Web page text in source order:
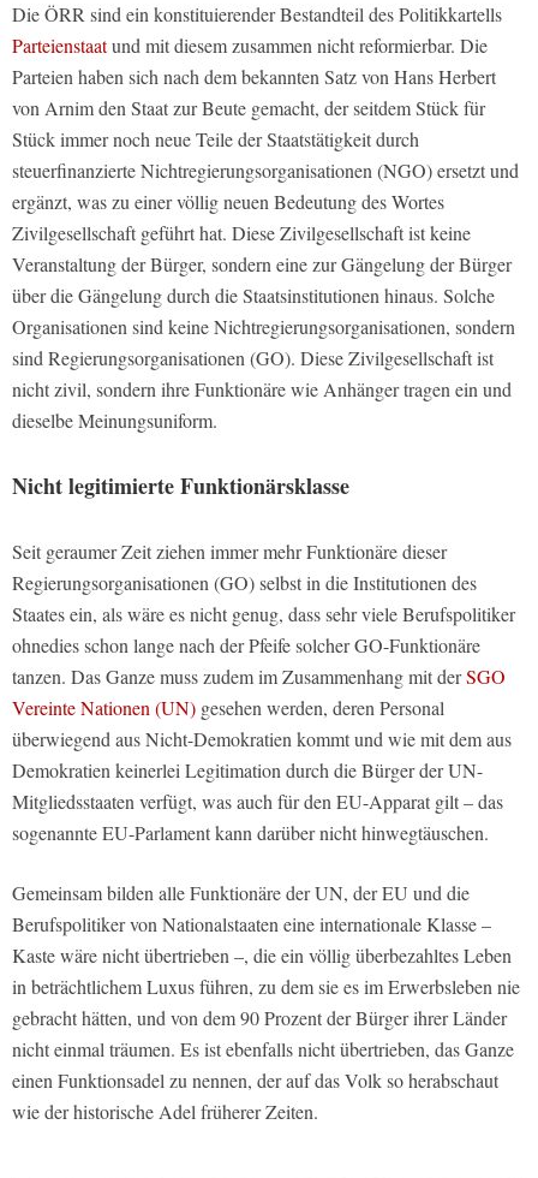
Die ÖRR sind ein konstituierender Bestandteil des Politikkartells
Parteienstaatund mit diesem zusammen nicht reformierbar. Die
Parteien haben sich nach dem bekannten Satz von Hans Herbert
von Arnim den Staat zur Beute gemacht, der seitdem Stück für
Stück immer noch neue Teile der Staatstätigkeit durch
steuerfinanzierte Nichtregierungsorganisationen (NGO) ersetzt und
ergänzt, was zu einer völlig neuen Bedeutung des Wortes
Zivilgesellschaft geführt hat. Diese Zivilgesellschaft ist keine
Veranstaltung der Bürger, sondern eine zur Gängelung der Bürger
über die Gängelung durch die Staatsinstitutionen hinaus. Solche
Organisationen sind keine Nichtregierungsorganisationen, sondern
sind Regierungsorganisationen (GO). Diese Zivilgesellschaft ist
nicht zivil, sondern ihre Funktionäre wie Anhänger tragen ein und
dieselbe Meinungsuniform.
Nicht legitimierte Funktionärsklasse
Seit geraumer Zeit ziehen immer mehr Funktionäre dieser
Regierungsorganisationen (GO) selbst in die Institutionen des
Staates ein, als wäre es nicht genug, dass sehr viele Berufspolitiker
ohnedies schon lange nach der Pfeife solcher GO-Funktionäre
tanzen. Das Ganze muss zudem im Zusammenhang mit derSGO
Vereinte Nationen (UN) gesehen werden, deren Personal
überwiegend aus Nicht-Demokratien kommt und wie mit dem aus
Demokratien keinerlei Legitimation durch die Bürger der UN-
Mitgliedsstaaten verfügt, was auch für den EU-Apparat gilt – das
sogenannte EU-Parlament kann darüber nicht hinwegtäuschen.
Gemeinsam bilden alle Funktionäre der UN, der EU und die
Berufspolitiker von Nationalstaaten eine internationale Klasse –
Kaste wäre nicht übertrieben –, die ein völlig überbezahltes Leben
in beträchtlichem Luxus führen, zu dem sie es im Erwerbsleben nie
gebracht hätten, und von dem 90 Prozent der Bürger ihrer Länder
nicht einmal träumen. Es ist ebenfalls nicht übertrieben, das Ganze
einen Funktionsadel zu nennen, der auf das Volk so herabschaut
wie der historische Adel früherer Zeiten.